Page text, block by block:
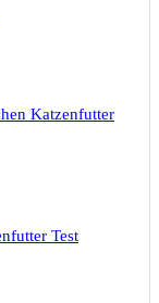
Katzenfutter
Test